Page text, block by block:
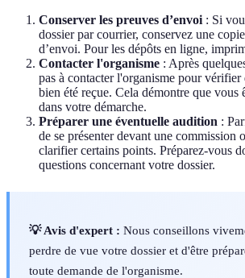
Conserver les preuves d’envoi : Si
dossier par courrier, conservez une
d’envoi. Pour les dépôts en ligne,
Contacter l'organisme : Après
pas à contacter l'organisme pour vérifier
bien été reçue. Cela démontre que vous
dans votre démarche.
Préparer une éventuelle audition :
de se présenter devant une commission
clarifier certains points. Préparez-vous
questions concernant votre dossier.
💡 Avis d'expert : Nous conseillons
perdre de vue votre dossier et d'être
toute demande de l'organisme.